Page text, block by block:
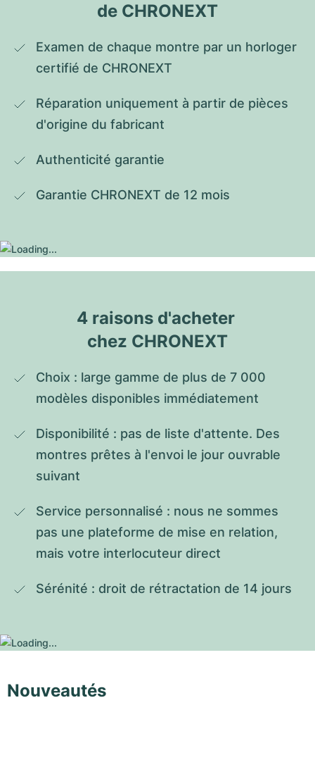
de CHRONEXT
Examen de chaque montre par un horloger
certifié de CHRONEXT
Réparation uniquement à partir de pièces
d'origine du fabricant
Authenticité garantie
Garantie CHRONEXT de 12 mois
4 raisons d'acheter
chez CHRONEXT
Choix : large gamme de plus de 7 000
modèles disponibles immédiatement
Disponibilité : pas de liste d'attente. Des
montres prêtes à l'envoi le jour ouvrable
suivant
Service personnalisé : nous ne sommes
pas une plateforme de mise en relation,
mais votre interlocuteur direct
Sérénité : droit de rétractation de 14 jours
Nouveautés